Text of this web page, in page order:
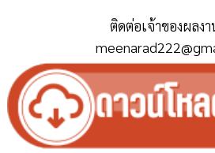
ติดต่อเจ้าของผลง